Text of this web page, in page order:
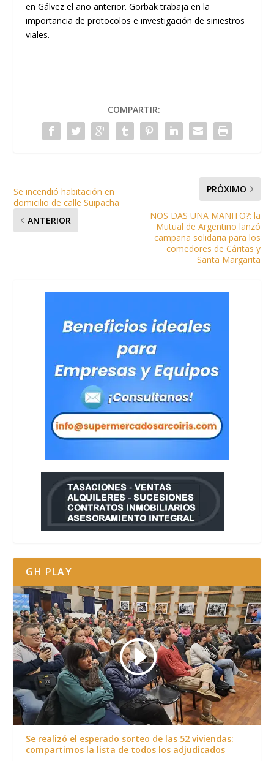
en Gálvez el año anterior. Gorbak trabaja en la
importancia de protocolos e investigación de siniestros
viales.
COMPARTIR:
Se incendió habitación en
domicilio de calle Suipacha
ANTERIOR
PRÓXIMO
NOS DAS UNA MANITO?: la
Mutual de Argentino lanzó
campaña solidaria para los
comedores de Cáritas y
Santa Margarita
GH PLAY
Se realizó el esperado sorteo de las 52 viviendas:
compartimos la lista de todos los adjudicados